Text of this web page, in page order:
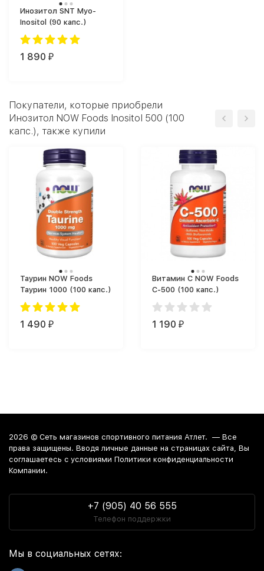
Инозитол SNT Myo-
Inositol (90 капс.)
1 890 ₽
Покупатели, которые приобрели
Инозитол NOW Foods Inositol 500 (100
капс.), также купили
Таурин NOW Foods
Таурин 1000 (100 капс.)
1 490 ₽
Витамин C NOW Foods
C-500 (100 капс.)
1 190 ₽
2026 © Сеть магазинов спортивного питания Атлет. — Все
права защищены. Вводя личные данные на страницах сайта, Вы
соглашаетесь c условиями Политики конфиденциальности
Компании.
+7 (905) 40 56 555
Телефон поддержки
Мы в социальных сетях: